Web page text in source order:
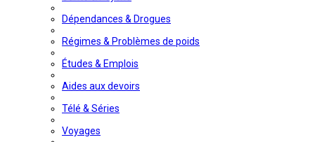
Dépendances & Drogues
Régimes & Problèmes de poids
Études & Emplois
Aides aux devoirs
Télé & Séries
Voyages